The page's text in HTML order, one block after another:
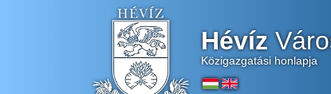
Hévíz
Közigazgatási honlapja